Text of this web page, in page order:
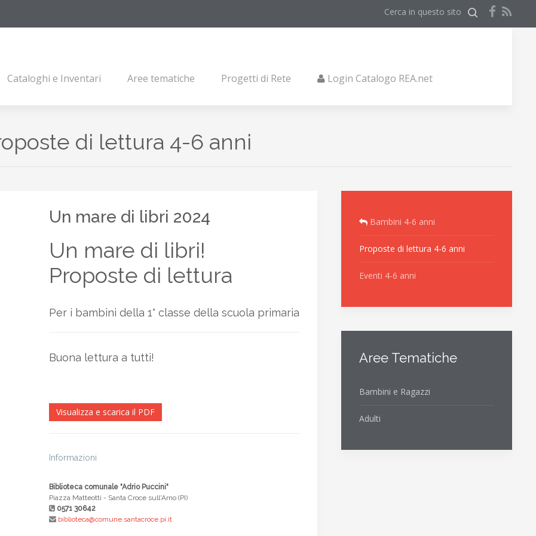
Cerca in questo sito
Cataloghi e Inventari Aree tematiche Progetti di Rete Login Catalogo REA.net
di lettura 4-6 anni
Un mare di libri 2024
Un mare di libri!
Proposte di lettura
Per i bambini della 1° classe della scuola primaria
Buona lettura a tutti!
Visualizza e scarica il PDF
Informazioni
Biblioteca comunale "Adrio Puccini"
Piazza Matteotti - Santa Croce sull'Arno (PI)
0571 30642
biblioteca@comune.santacroce.pi.it
Bambini 4-6 anni
Proposte di lettura 4-6 anni
Eventi 4-6 anni
Aree Tematiche
Bambini e Ragazzi
Adulti